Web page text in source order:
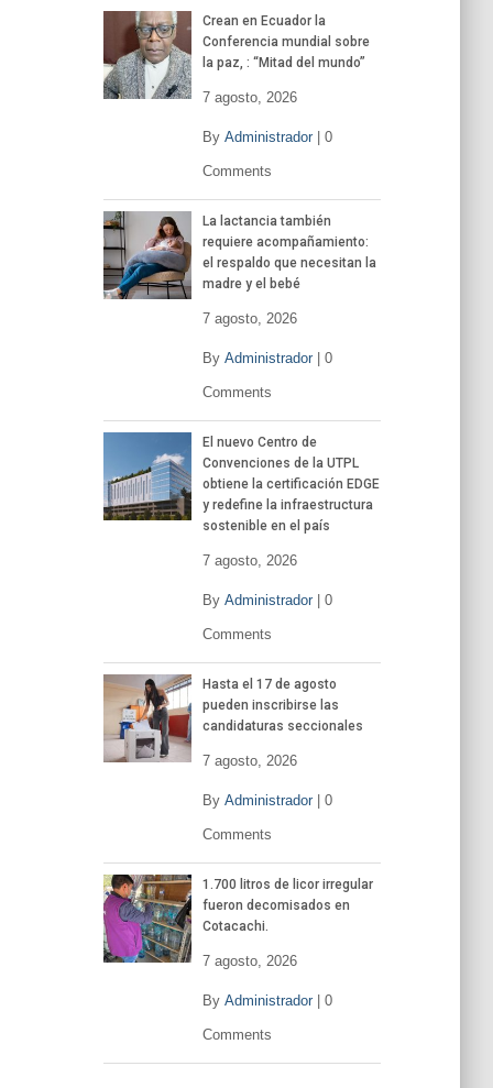
Crean en Ecuador la
Conferencia mundial sobre
la paz, : “Mitad del mundo”
7 agosto, 2026
By Administrador| 0
Comments
La lactancia también
requiere acompañamiento:
el respaldo que necesitan la
madre y el bebé
7 agosto, 2026
By Administrador| 0
Comments
El nuevo Centro de
Convenciones de la UTPL
obtiene la certificación EDGE
y redefine la infraestructura
sostenible en el país
7 agosto, 2026
By Administrador| 0
Comments
Hasta el 17 de agosto
pueden inscribirse las
candidaturas seccionales
7 agosto, 2026
By Administrador| 0
Comments
1.700 litros de licor irregular
fueron decomisados en
Cotacachi.
7 agosto, 2026
By Administrador| 0
Comments